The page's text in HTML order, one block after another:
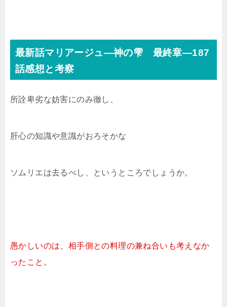
最新話マリアージュ―神の雫 最終章―187
話感想と考察
所詮卑劣な妨害にのみ徹し、
肝心の知識や意識がおろそかな
ソムリエは去るべし、というところでしょうか。
愚かしいのは、相手側との料理の兼ね合いも考えなか
ったこと。